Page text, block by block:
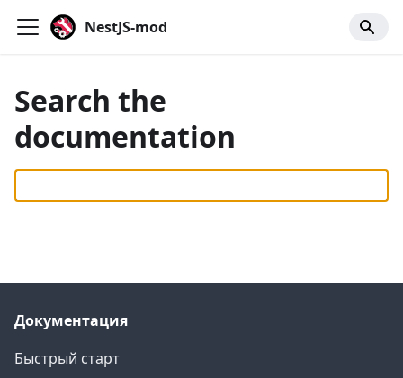
NestJS-mod
Search the
documentation
Документация
Быстрый старт